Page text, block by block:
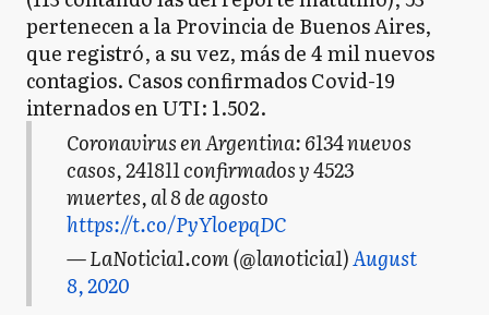
pertenecen a la Provincia de Buenos Aires,
que registró, a su vez, más de 4 mil nuevos
contagios. Casos confirmados Covid-19
internados en UTI: 1.502.
Coronavirus en Argentina: 6134 nuevos
casos, 241811 confirmados y 4523
muertes, al 8 de agosto
https://t.co/PyYloepqDC
— LaNoticia1.com (@lanoticia1)August
8, 2020